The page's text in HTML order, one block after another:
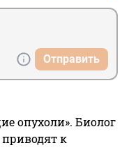
Отправить
опухоли». Биолог
к